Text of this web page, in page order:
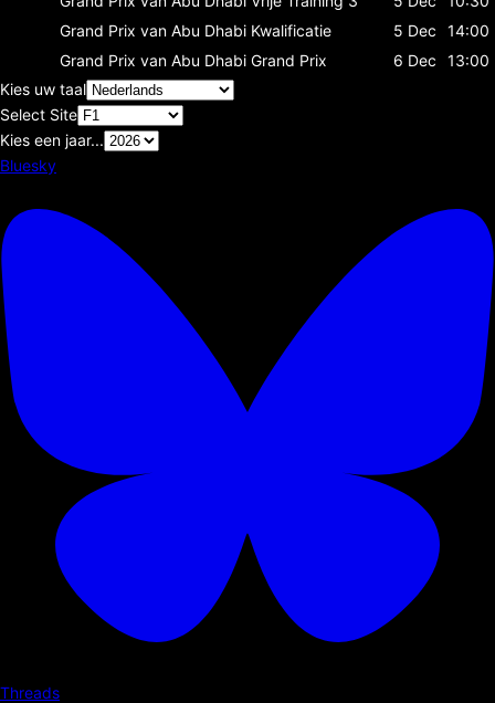
Grand Prix van Abu Dhabi Kwalificatie 5 Dec
14:00
Grand Prix van Abu Dhabi Grand Prix 6 Dec
13:00
Kies uw taal
Select Site
Kies een jaar...
Bluesky
Threads